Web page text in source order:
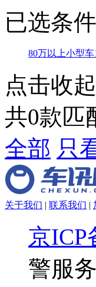
已选条件
80万以上小型车
点击收起
共0款匹
全部 只
关于我们 | 联系我们 |
京ICP
警服